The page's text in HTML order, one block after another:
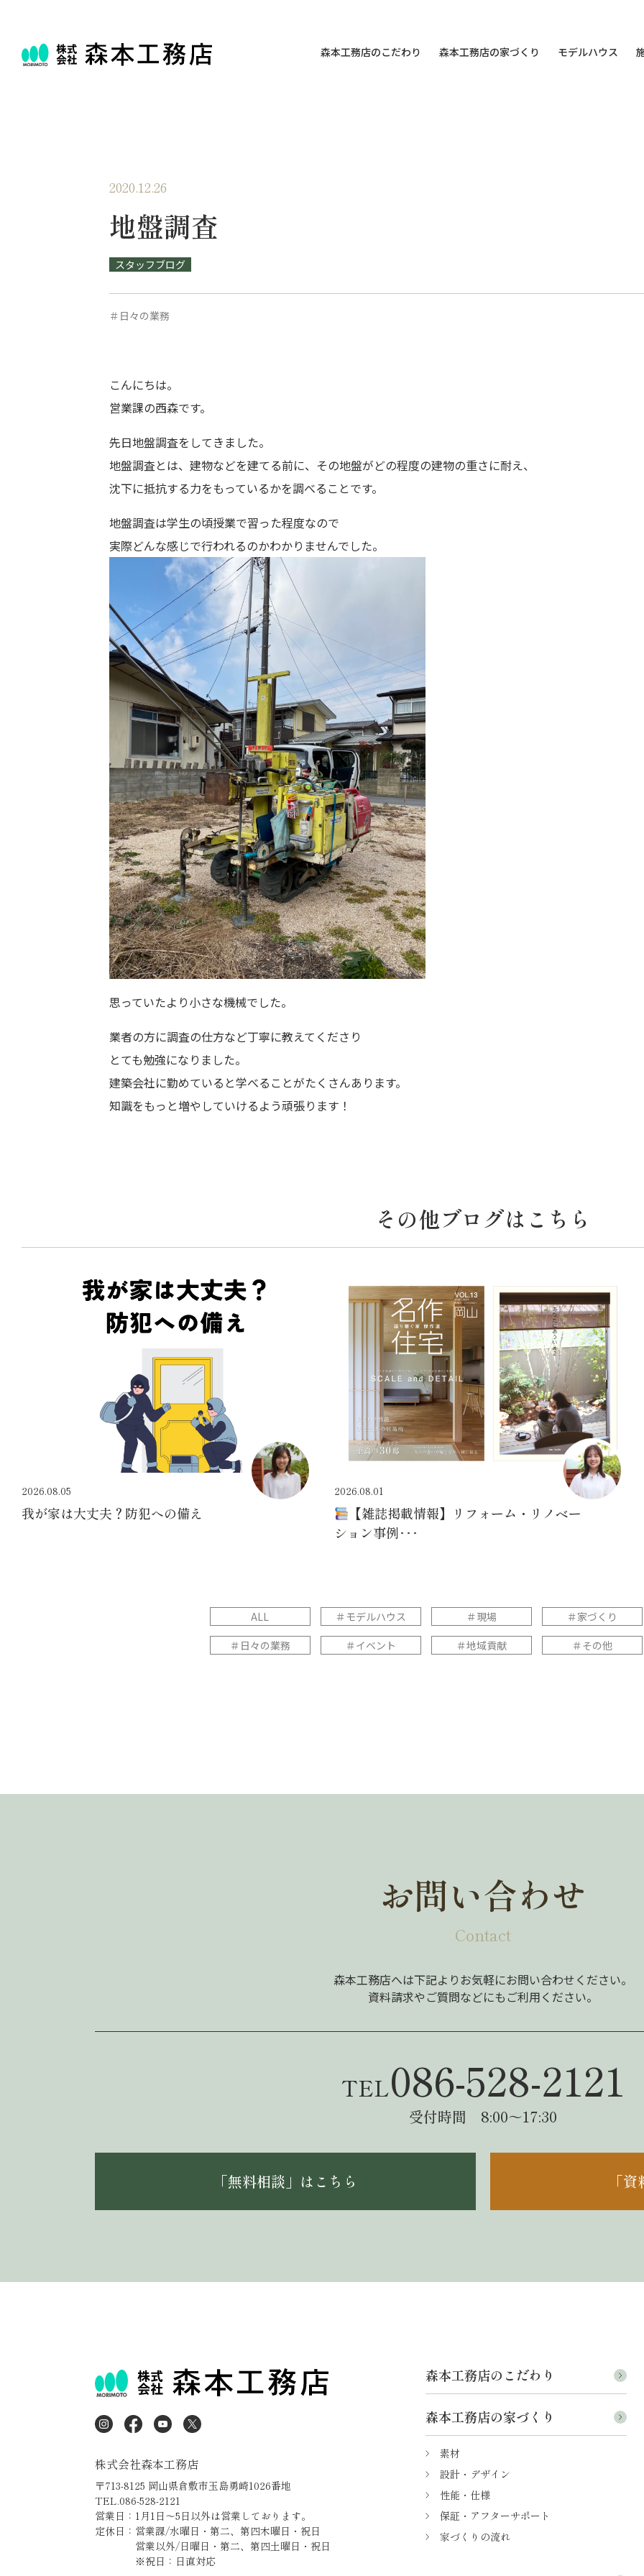
森本工務店のこだわり 森本工務店の家づくり モデルハウス
2020.12.26
地盤調査
スタッフブログ
＃日々の業務
こんにちは。
営業課の西森です。
先日地盤調査をしてきました。
地盤調査とは、建物などを建てる前に、その地盤がどの程度の建物の重さに耐え、
沈下に抵抗する力をもっているかを調べることです。
地盤調査は学生の頃授業で習った程度なので
実際どんな感じで行われるのかわかりませんでした。
思っていたより小さな機械でした。
業者の方に調査の仕方など丁寧に教えてくださり
とても勉強になりました。
建築会社に勤めていると学べることがたくさんあります。
知識をもっと増やしていけるよう頑張ります！
その他ブログはこちら
2026.08.05
我が家は大丈夫？防犯への備え
2026.08.01
【雑誌掲載情報】リフォーム・リノベー
ション事例･･･
ALL ＃モデルハウス ＃現場 ＃家づくり
＃日々の業務
＃イベント ＃地域貢献 ＃その他
お問い合わせ
Contact
森本工務店へは下記よりお気軽にお問い合わせください。
資料請求やご質問などにもご利用ください。
TEL086-528-2121
受付時間 8:00～17:30
「無料相談」はこちら 「
株式会社森本工務店
〒713-8125 岡山県倉敷市玉島勇崎1026番地
TEL.086-528-2121
営業日：1月1日～5日以外は営業しております。
定休日：営業課/水曜日・第二、第四木曜日・祝日
営業以外/日曜日・第二、第四土曜日・祝日
※祝日：日直対応
森本工務店のこだわり
森本工務店の家づくり
素材
設計・デザイン
性能・仕様
保証・アフターサポート
家づくりの流れ